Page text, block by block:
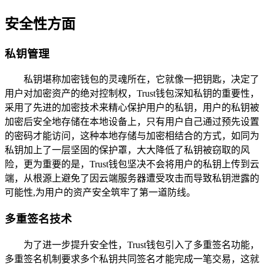
安全性方面
私钥管理
私钥堪称加密钱包的灵魂所在，它就像一把钥匙，决定了
用户对加密资产的绝对控制权，Trust钱包深知私钥的重要性，
采用了先进的加密技术来精心保护用户的私钥，用户的私钥被
加密后安全地存储在本地设备上，只有用户自己通过预先设置
的密码才能访问，这种本地存储与加密相结合的方式，如同为
私钥加上了一层坚固的保护罩，大大降低了私钥被窃取的风
险，更为重要的是，Trust钱包坚决不会将用户的私钥上传到云
端，从根源上避免了因云端服务器遭受攻击而导致私钥泄露的
可能性,为用户的资产安全筑牢了第一道防线。
多重签名技术
为了进一步提升安全性，Trust钱包引入了多重签名功能，
多重签名机制要求多个私钥共同签名才能完成一笔交易，这就